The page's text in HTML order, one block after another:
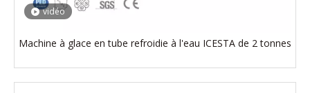
vidéo
Machine à glace en tube refroidie à l'eau ICESTA de 2 tonnes